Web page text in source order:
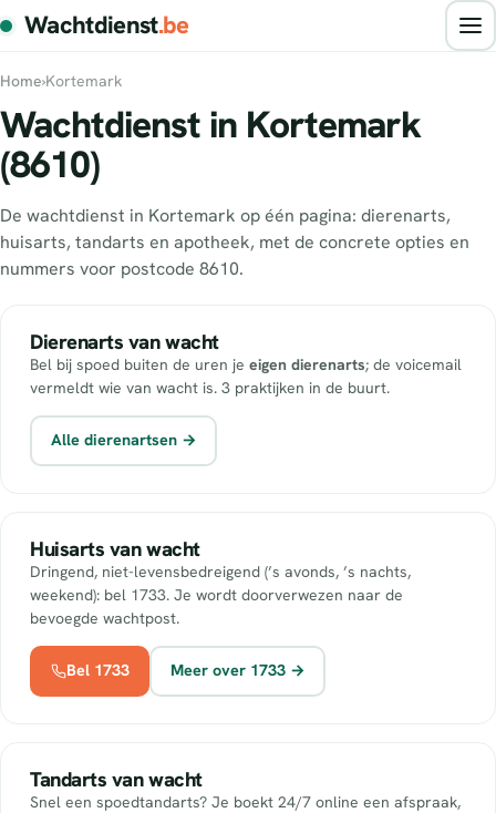
Wachtdienst.be
Home›Kortemark
Wachtdienst in Kortemark
(8610)
De wachtdienst in Kortemark op één pagina: dierenarts,
huisarts, tandarts en apotheek, met de concrete opties en
nummers voor postcode 8610.
Dierenarts van wacht
Bel bij spoed buiten de uren je eigen dierenarts; de voicemail
vermeldt wie van wacht is. 3 praktijken in de buurt.
Alle dierenartsen →
Huisarts van wacht
Dringend, niet-levensbedreigend (’s avonds, ’s nachts,
weekend): bel 1733. Je wordt doorverwezen naar de
bevoegde wachtpost.
Bel 1733 Meer over 1733 →
Tandarts van wacht
Snel een spoedtandarts? Je boekt 24/7 online een afspraak,